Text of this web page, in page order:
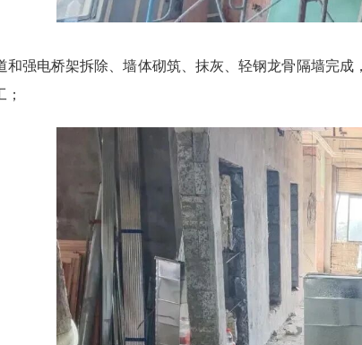
和强电桥架拆除、墙体砌筑、抹灰、轻钢龙骨隔墙完